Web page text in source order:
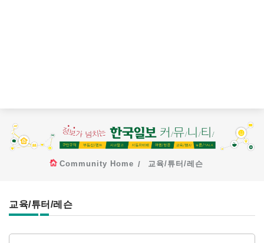
Community Home 교육/튜터/레슨
교육/튜터/레슨